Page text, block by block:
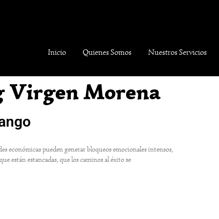
Inicio Quienes Somos Nuestros Servicios
Virgen Morena
económicas pueden generar bloqueos emocionales intensos,
están estancadas, que los caminos al éxito se